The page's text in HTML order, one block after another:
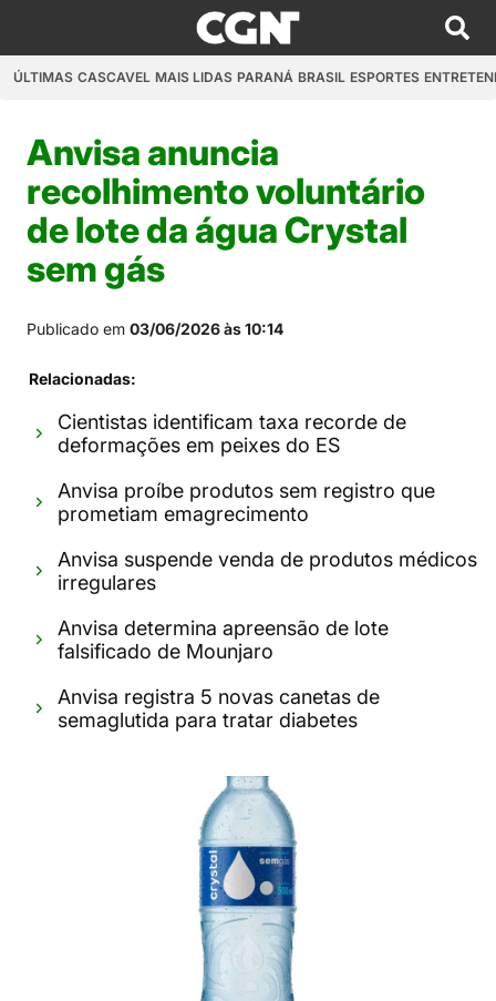
ÚLTIMAS CASCAVEL MAIS LIDAS PARANÁ BRASIL ESPORTES
Anvisa anuncia
recolhimento voluntário
de lote da água Crystal
sem gás
Publicado em 03/06/2026 às 10:14
Relacionadas:
Cientistas identificam taxa recorde de
deformações em peixes do ES
Anvisa proíbe produtos sem registro que
prometiam emagrecimento
Anvisa suspende venda de produtos médicos
irregulares
Anvisa determina apreensão de lote
falsificado de Mounjaro
Anvisa registra 5 novas canetas de
semaglutida para tratar diabetes